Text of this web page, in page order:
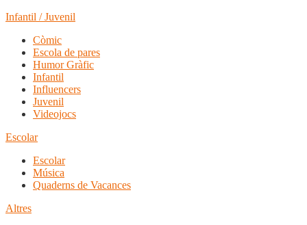
Infantil / Juvenil
Còmic
Escola de pares
Humor Gràfic
Infantil
Influencers
Juvenil
Videojocs
Escolar
Escolar
Música
Quaderns de Vacances
Altres